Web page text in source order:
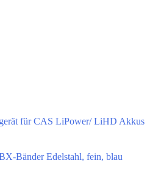
für CAS LiPower/ LiHD Akkus